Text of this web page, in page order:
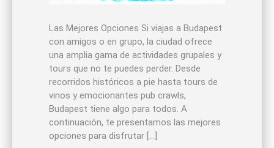
Las Mejores Opciones Si viajas a Budapest
con amigos o en grupo, la ciudad ofrece
una amplia gama de actividades grupales y
tours que no te puedes perder. Desde
recorridos históricos a pie hasta tours de
vinos y emocionantes pub crawls,
Budapest tiene algo para todos. A
continuación, te presentamos las mejores
opciones para disfrutar […]